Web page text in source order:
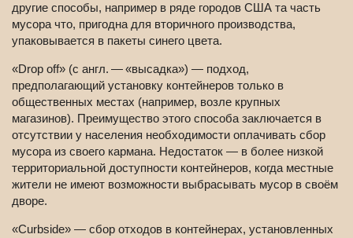
другие способы, например в ряде городов США та часть
мусора что, пригодна для вторичного производства,
упаковывается в пакеты синего цвета.
«Drop off» (с англ. — «высадка») — подход,
предполагающий установку контейнеров только в
общественных местах (например, возле крупных
магазинов). Преимущество этого способа заключается в
отсутствии у населения необходимости оплачивать сбор
мусора из своего кармана. Недостаток — в более низкой
территориальной доступности контейнеров, когда местные
жители не имеют возможности выбрасывать мусор в своём
дворе.
«Curbside» — сбор отходов в контейнерах, установленных